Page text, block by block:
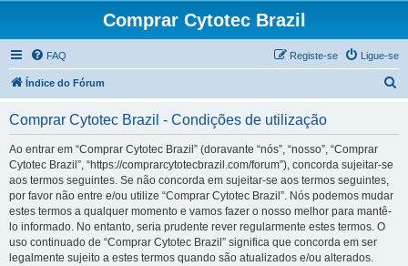
Comprar Cytotec Brazil
FAQ Ligue-se
Registe-se
Índice do Fórum
Comprar Cytotec Brazil - Condições de utilização
Ao entrar em “Comprar Cytotec Brazil” (doravante “nós”, “nosso”, “Comprar
Cytotec Brazil”, “https://comprarcytotecbrazil.com/forum”), concorda sujeitar-se
aos termos seguintes. Se não concorda em sujeitar-se aos termos seguintes,
por favor não entre e/ou utilize “Comprar Cytotec Brazil”. Nós podemos mudar
estes termos a qualquer momento e vamos fazer o nosso melhor para mantê-
lo informado. No entanto, seria prudente rever regularmente estes termos. O
uso continuado de “Comprar Cytotec Brazil” significa que concorda em ser
legalmente sujeito a estes termos quando são atualizados e/ou alterados.